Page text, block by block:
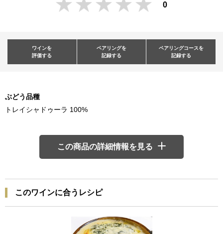
0
ワインを
評価する
ペアリングを
記録する
ペアリングコースを
記録する
ぶどう品種
トレイシャドゥーラ 100%
この商品の詳細情報を見る
このワインに合うレシピ